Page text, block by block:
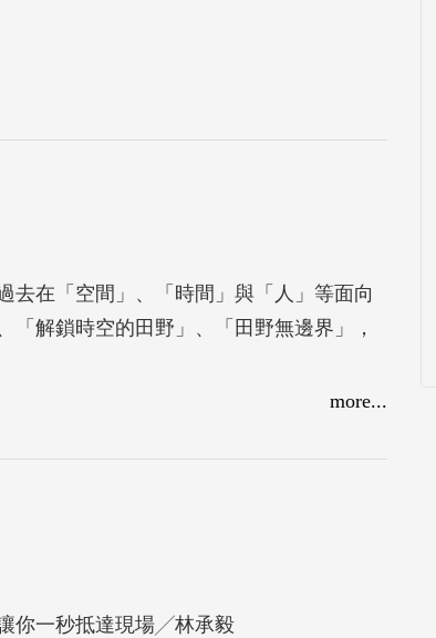
去在「空間」、「時間」與「人」等面向
解鎖時空的田野」、「田野無邊界」，
野的挑戰與策略。
同生產與實踐知識。
神。
more...
你一秒抵達現場╱林承毅